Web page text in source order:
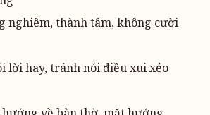
nghiêm, thành tâm, không cười
lời hay, tránh nói điều xui xẻo